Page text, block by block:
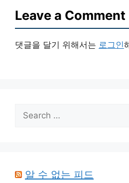
Leave a Comment
댓글을 달기 위해서는 로그인
for:
알 수 없는 피드